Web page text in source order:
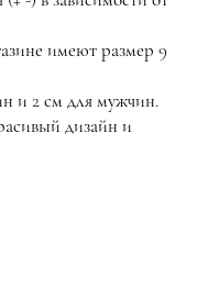
имеют размер 9
и 2 см для мужчин.
дизайн и